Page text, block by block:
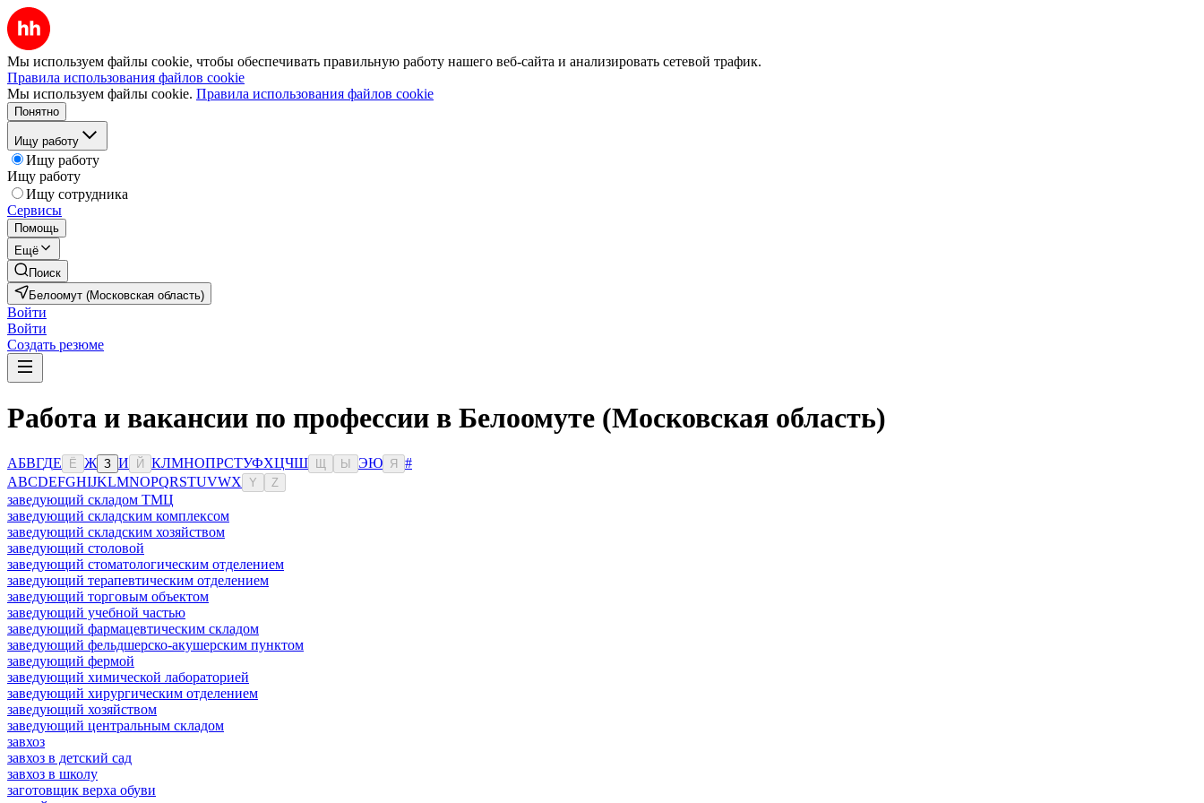
Мы используем файлы cookie, чтобы обеспечивать правильную работу нашего веб-сайта и анализировать сетевой трафик.
Правила использования файлов cookie
Мы используем файлы cookie. Правила использования файлов cookie
Понятно
Ищу работу
Ищу работу
Ищу работу
Ищу сотрудника
Сервисы
Помощь
Ещё
Поиск
Белоомут (Московская область)
Войти
Войти
Создать резюме
Работа и вакансии по профессии в Белоомуте (Московская область)
АБВГДЕ Ё Ж З И Й КЛМНОПРСТУФХЦЧШ Ы ЭЮ Я
#
ABCDEFGHIJKLMNOPQRSTUVWX Y Z
заведующий складом ТМЦ
заведующий складским комплексом
заведующий складским хозяйством
заведующий столовой
заведующий стоматологическим отделением
заведующий терапевтическим отделением
заведующий торговым объектом
заведующий учебной частью
заведующий фармацевтическим складом
заведующий фельдшерско-акушерским пунктом
заведующий фермой
заведующий химической лабораторией
заведующий хирургическим отделением
заведующий хозяйством
заведующий центральным складом
завхоз
завхоз в детский сад
завхоз в школу
заготовщик верха обуви